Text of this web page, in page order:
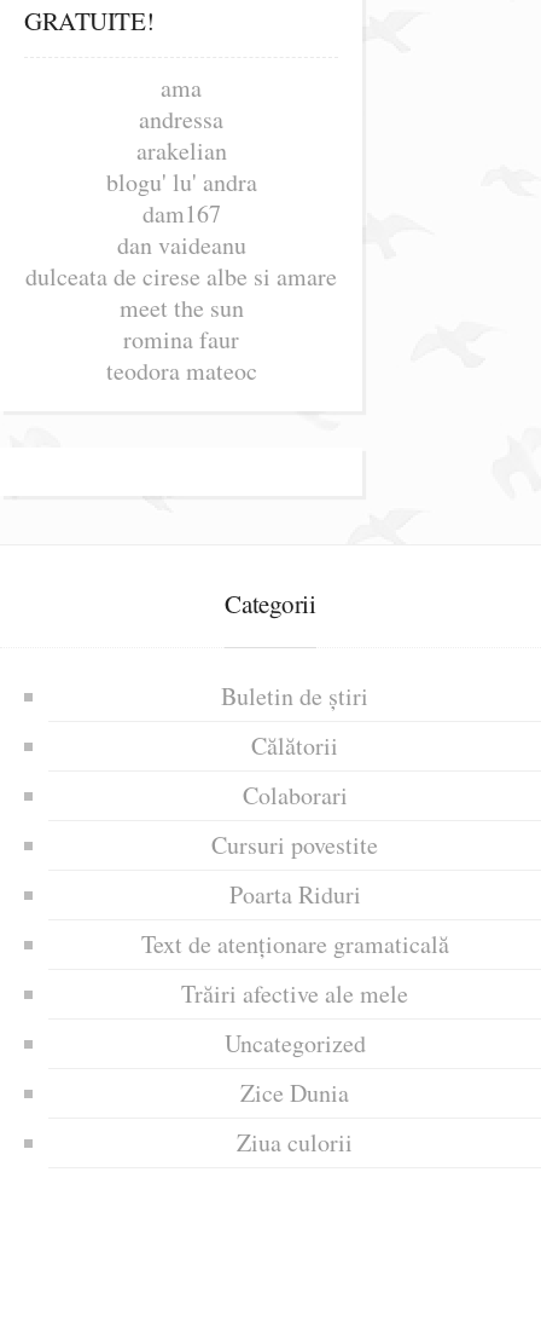
GRATUITE!
ama
andressa
arakelian
blogu' lu' andra
dam167
dan vaideanu
dulceata de cirese albe si amare
meet the sun
romina faur
teodora mateoc
Categorii
Buletin de știri
Călătorii
Colaborari
Cursuri povestite
Poarta Riduri
Text de atenționare gramaticală
Trăiri afective ale mele
Uncategorized
Zice Dunia
Ziua culorii